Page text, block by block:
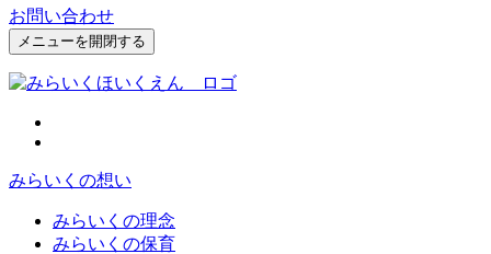
お問い合わせ
メニューを開閉する
みらいくの想い
みらいくの理念
みらいくの保育